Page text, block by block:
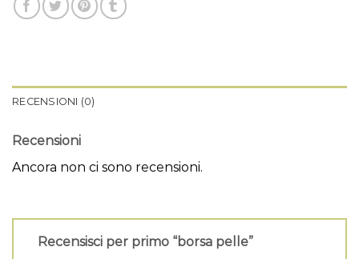
RECENSIONI (0)
Recensioni
Ancora non ci sono recensioni.
Recensisci per primo “borsa pelle”